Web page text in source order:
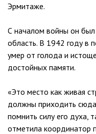
Эрмитаже.
С началом войны он
область. В 1942 году в
умер от голода и
достойных памяти.
«Это место как живая
должны приходить
помнить силу его духа,
отметила координатор